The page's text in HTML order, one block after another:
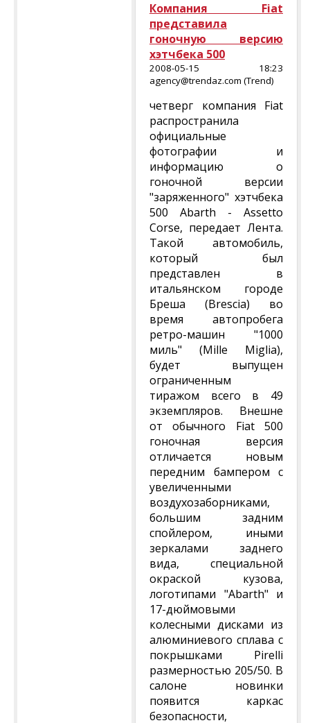
Компания Fiat
представила
гоночную версию
хэтчбека 500
2008-05-15 18:23
agency@trendaz.com (Trend)
четверг компания Fiat
распространила
официальные
фотографии и
информацию о
гоночной версии
"заряженного" хэтчбека
500 Abarth - Assetto
Corse, передает Лента.
Такой автомобиль,
который был
представлен в
итальянском городе
Бреша (Brescia) во
время автопробега
ретро-машин "1000
миль" (Mille Miglia),
будет выпущен
ограниченным
тиражом всего в 49
экземпляров. Внешне
от обычного Fiat 500
гоночная версия
отличается новым
передним бампером с
увеличенными
воздухозаборниками,
большим задним
спойлером, иными
зеркалами заднего
вида, специальной
окраской кузова,
логотипами "Abarth" и
17-дюймовыми
колесными дисками из
алюминиевого сплава с
покрышками Pirelli
размерностью 205/50. В
салоне новинки
появится каркас
безопасности,